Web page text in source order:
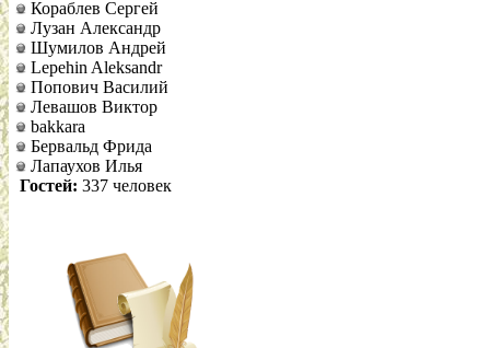
Кораблев Сергей
Лузан Александр
Шумилов Андрей
Lepehin Aleksandr
Попович Василий
Левашов Виктор
bakkara
Бервальд Фрида
Лапаухов Илья
Гостей: 337 человек